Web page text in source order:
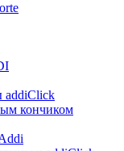
addiClick
кончиком